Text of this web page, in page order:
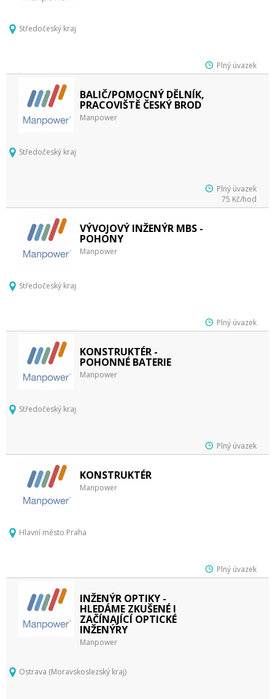
Středočeský kraj
Plný úvazek
BALIČ/POMOCNÝ DĚLNÍK,
PRACOVIŠTĚ ČESKÝ BROD
Manpower
Středočeský kraj
Plný úvazek
75 Kč/hod
VÝVOJOVÝ INŽENÝR MBS -
POHONY
Manpower
Středočeský kraj
Plný úvazek
KONSTRUKTÉR -
POHONNÉ BATERIE
Manpower
Středočeský kraj
Plný úvazek
KONSTRUKTÉR
Manpower
Hlavní město Praha
Plný úvazek
INŽENÝR OPTIKY -
HLEDÁME ZKUŠENÉ I
ZAČÍNAJÍCÍ OPTICKÉ
INŽENÝRY
Manpower
Ostrava (Moravskoslezský kraj)